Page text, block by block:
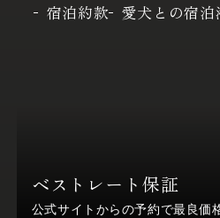
宿泊約款 愛犬との宿
ベストレート保証
公式サイトからの予約で最良価